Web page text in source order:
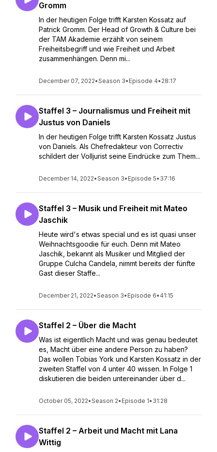
Gromm
In der heutigen Folge trifft Karsten Kossatz auf
Patrick Gromm. Der Head of Growth & Culture bei
der TAM Akademie erzählt von seinem
Freiheitsbegriff und wie Freiheit und Arbeit
zusammenhängen. Denn mi...
December 07, 2022•Season 3• Episode 4• 28:17
Staffel 3 – Journalismus und Freiheit mit
Justus von Daniels
In der heutigen Folge trifft Karsten Kossatz Justus
von Daniels. Als Chefredakteur von Correctiv
schildert der Volljurist seine Eindrücke zum Them...
December 14, 2022•Season 3• Episode 5• 37:16
Staffel 3 – Musik und Freiheit mit Mateo
Jaschik
Heute wird's etwas special und es ist quasi unser
Weihnachtsgoodie für euch. Denn mit Mateo
Jaschik, bekannt als Musiker und Mitglied der
Gruppe Culcha Candela, nimmt bereits der fünfte
Gast dieser Staffe...
December 21, 2022•Season 3• Episode 6• 41:15
Staffel 2 – Über die Macht
Was ist eigentlich Macht und was genau bedeutet
es, Macht über eine andere Person zu haben?
Das wollen Tobias York und Karsten Kossatz in der
zweiten Staffel von 4 unter 40 wissen. In Folge 1
diskutieren die beiden untereinander über d...
October 05, 2022•Season 2• Episode 1• 31:28
Staffel 2 – Arbeit und Macht mit Lana
Wittig